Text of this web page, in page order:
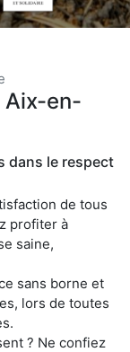
Aix-en-
dans le respect
de tous
profiter à
saine,
sans borne et
lors de toutes
? Ne confiez